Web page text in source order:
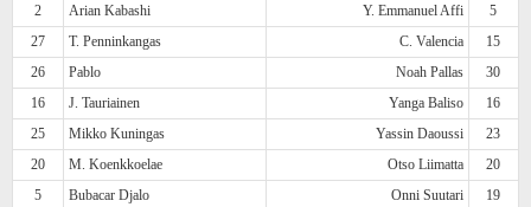
2
Arian Kabashi Y. Emmanuel Affi
5
27
T. Penninkangas C. Valencia
15
26
Pablo Noah Pallas
30
16
J. Tauriainen Yanga Baliso
16
25
Mikko Kuningas Yassin Daoussi
23
20
M. Koenkkoelae Otso Liimatta
20
5
Bubacar Djalo Onni Suutari
19